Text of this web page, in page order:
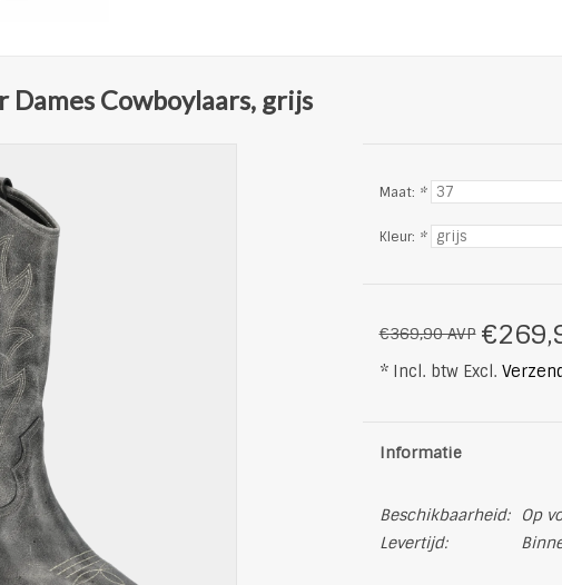
Dames Cowboylaars, grijs
Maat: *
Kleur: *
€369,90 AVP
* Incl. btw Excl.
Informatie
Beschikbaarheid:
Op
Levertijd: